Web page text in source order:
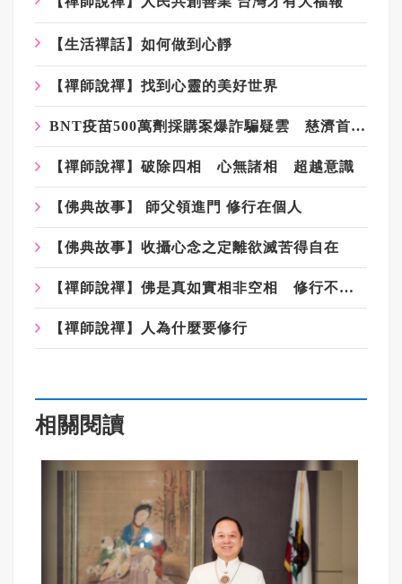
【生活禪話】如何做到心靜
【禪師說禪】找到心靈的美好世界
BNT疫苗500萬劑採購案爆詐騙疑雲 慈濟首發聲明：痛心遺憾 配合司法將追究權益
【禪師說禪】破除四相 心無諸相 超越意識
【佛典故事】 師父領進門 修行在個人
【佛典故事】收攝心念之定離欲滅苦得自在
【禪師說禪】佛是真如實相非空相 修行不應落入斷滅相
【禪師說禪】人為什麼要修行
相關閱讀